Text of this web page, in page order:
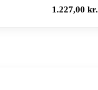
1.227,00 kr.